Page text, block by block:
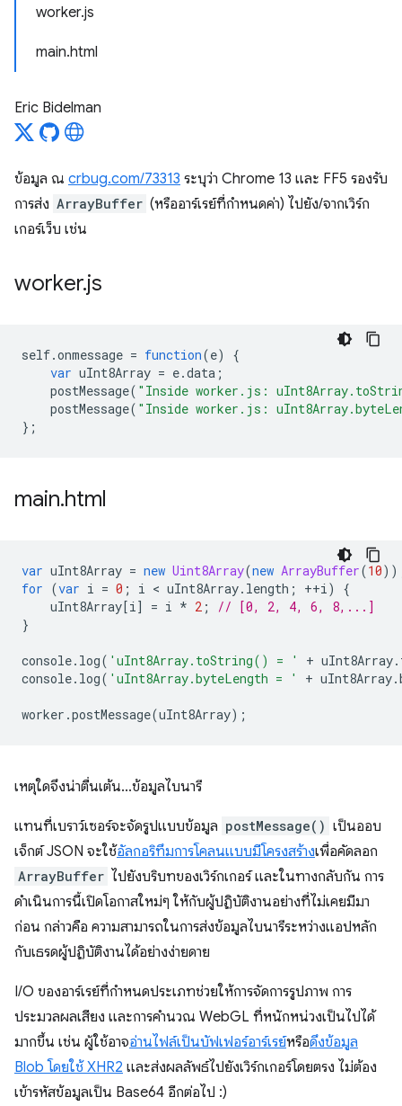
worker.js
main.html
Eric Bidelman
ข้อมูล ณ crbug.com/73313 ระบุว่า Chrome 13 และ FF5 รองรับ
การส่ง ArrayBuffer (หรืออาร์เรย์ที่กําหนดค่า) ไปยัง/จากเวิร์ก
เกอร์เว็บ เช่น
worker.js
self.onmessage = function(e)
{
var uInt8Array = e.data ;
postMessage( "Inside worker.js:
postMessage( "Inside worker.js:
};
main.html
var uInt8Array = new Uint8Array(new ArrayBuffer(10
for (var i = 0 ; i < uInt8Array. length ; ++i)
{
uInt8Array[i] = i * 2 ;
// [0, 2, 4, 6, 8,...]
}
console. log( 'uInt8Array.toString() = ' + uInt8Array.
console. log( 'uInt8Array.byteLength = ' + uInt8Array.
worker .postMessage(uInt8Array);
เหตุใดจึงน่าตื่นเต้น...ข้อมูลไบนารี
แทนที่เบราว์เซอร์จะจัดรูปแบบข้อมูล postMessage() เป็นออบ
เจ็กต์ JSON จะใช้อัลกอริทึมการโคลนแบบมีโครงสร้างเพื่อคัดลอก
ArrayBuffer ไปยังบริบทของเวิร์กเกอร์ และในทางกลับกัน การ
ดำเนินการนี้เปิดโอกาสใหม่ๆ ให้กับผู้ปฏิบัติงานอย่างที่ไม่เคยมีมา
ก่อน กล่าวคือ ความสามารถในการส่งข้อมูลไบนารีระหว่างแอปหลัก
กับเธรดผู้ปฏิบัติงานได้อย่างง่ายดาย
I/O ของอาร์เรย์ที่กําหนดประเภทช่วยให้การจัดการรูปภาพ การ
ประมวลผลเสียง และการคำนวณ WebGL ที่หนักหน่วงเป็นไปได้
มากขึ้น เช่น ผู้ใช้อาจอ่านไฟล์เป็นบัฟเฟอร์อาร์เรย์หรือดึงข้อมูล
Blob โดยใช้ XHR2 และส่งผลลัพธ์ไปยังเวิร์กเกอร์โดยตรง ไม่ต้อง
เข้ารหัสข้อมูลเป็น Base64 อีกต่อไป :)